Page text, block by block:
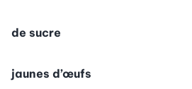
de sucre
jaunes d’œufs